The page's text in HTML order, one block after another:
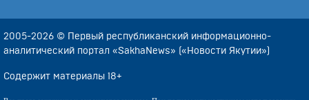
2005-2026 © Первый республиканский информационно-
аналитический портал «SakhaNews» («Новости Якутии»)
Содержит материалы 18+